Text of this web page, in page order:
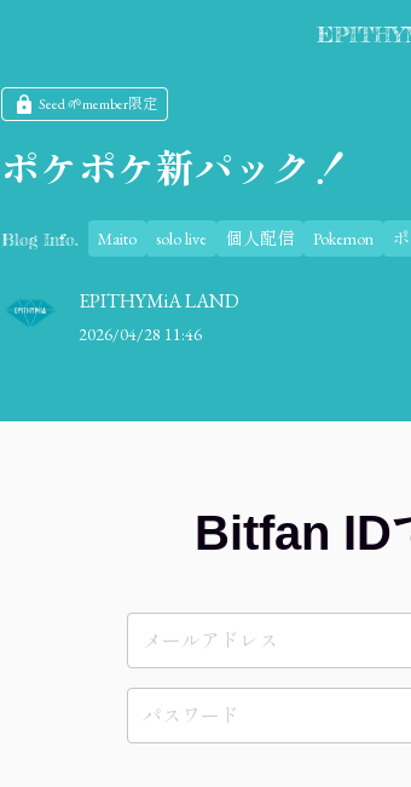
Seed 🌱member限定
ポケポケ新パック！
Blog Info. Maito solo live 個人配信 Pokemon
EPITHYMiA LAND
2026/04/28 11:46
Bitfan ID